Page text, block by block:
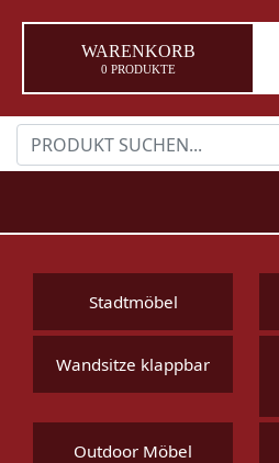
WARENKORB
0 PRODUKTE
Stadtmöbel
Wandsitze klappbar
Outdoor Möbel